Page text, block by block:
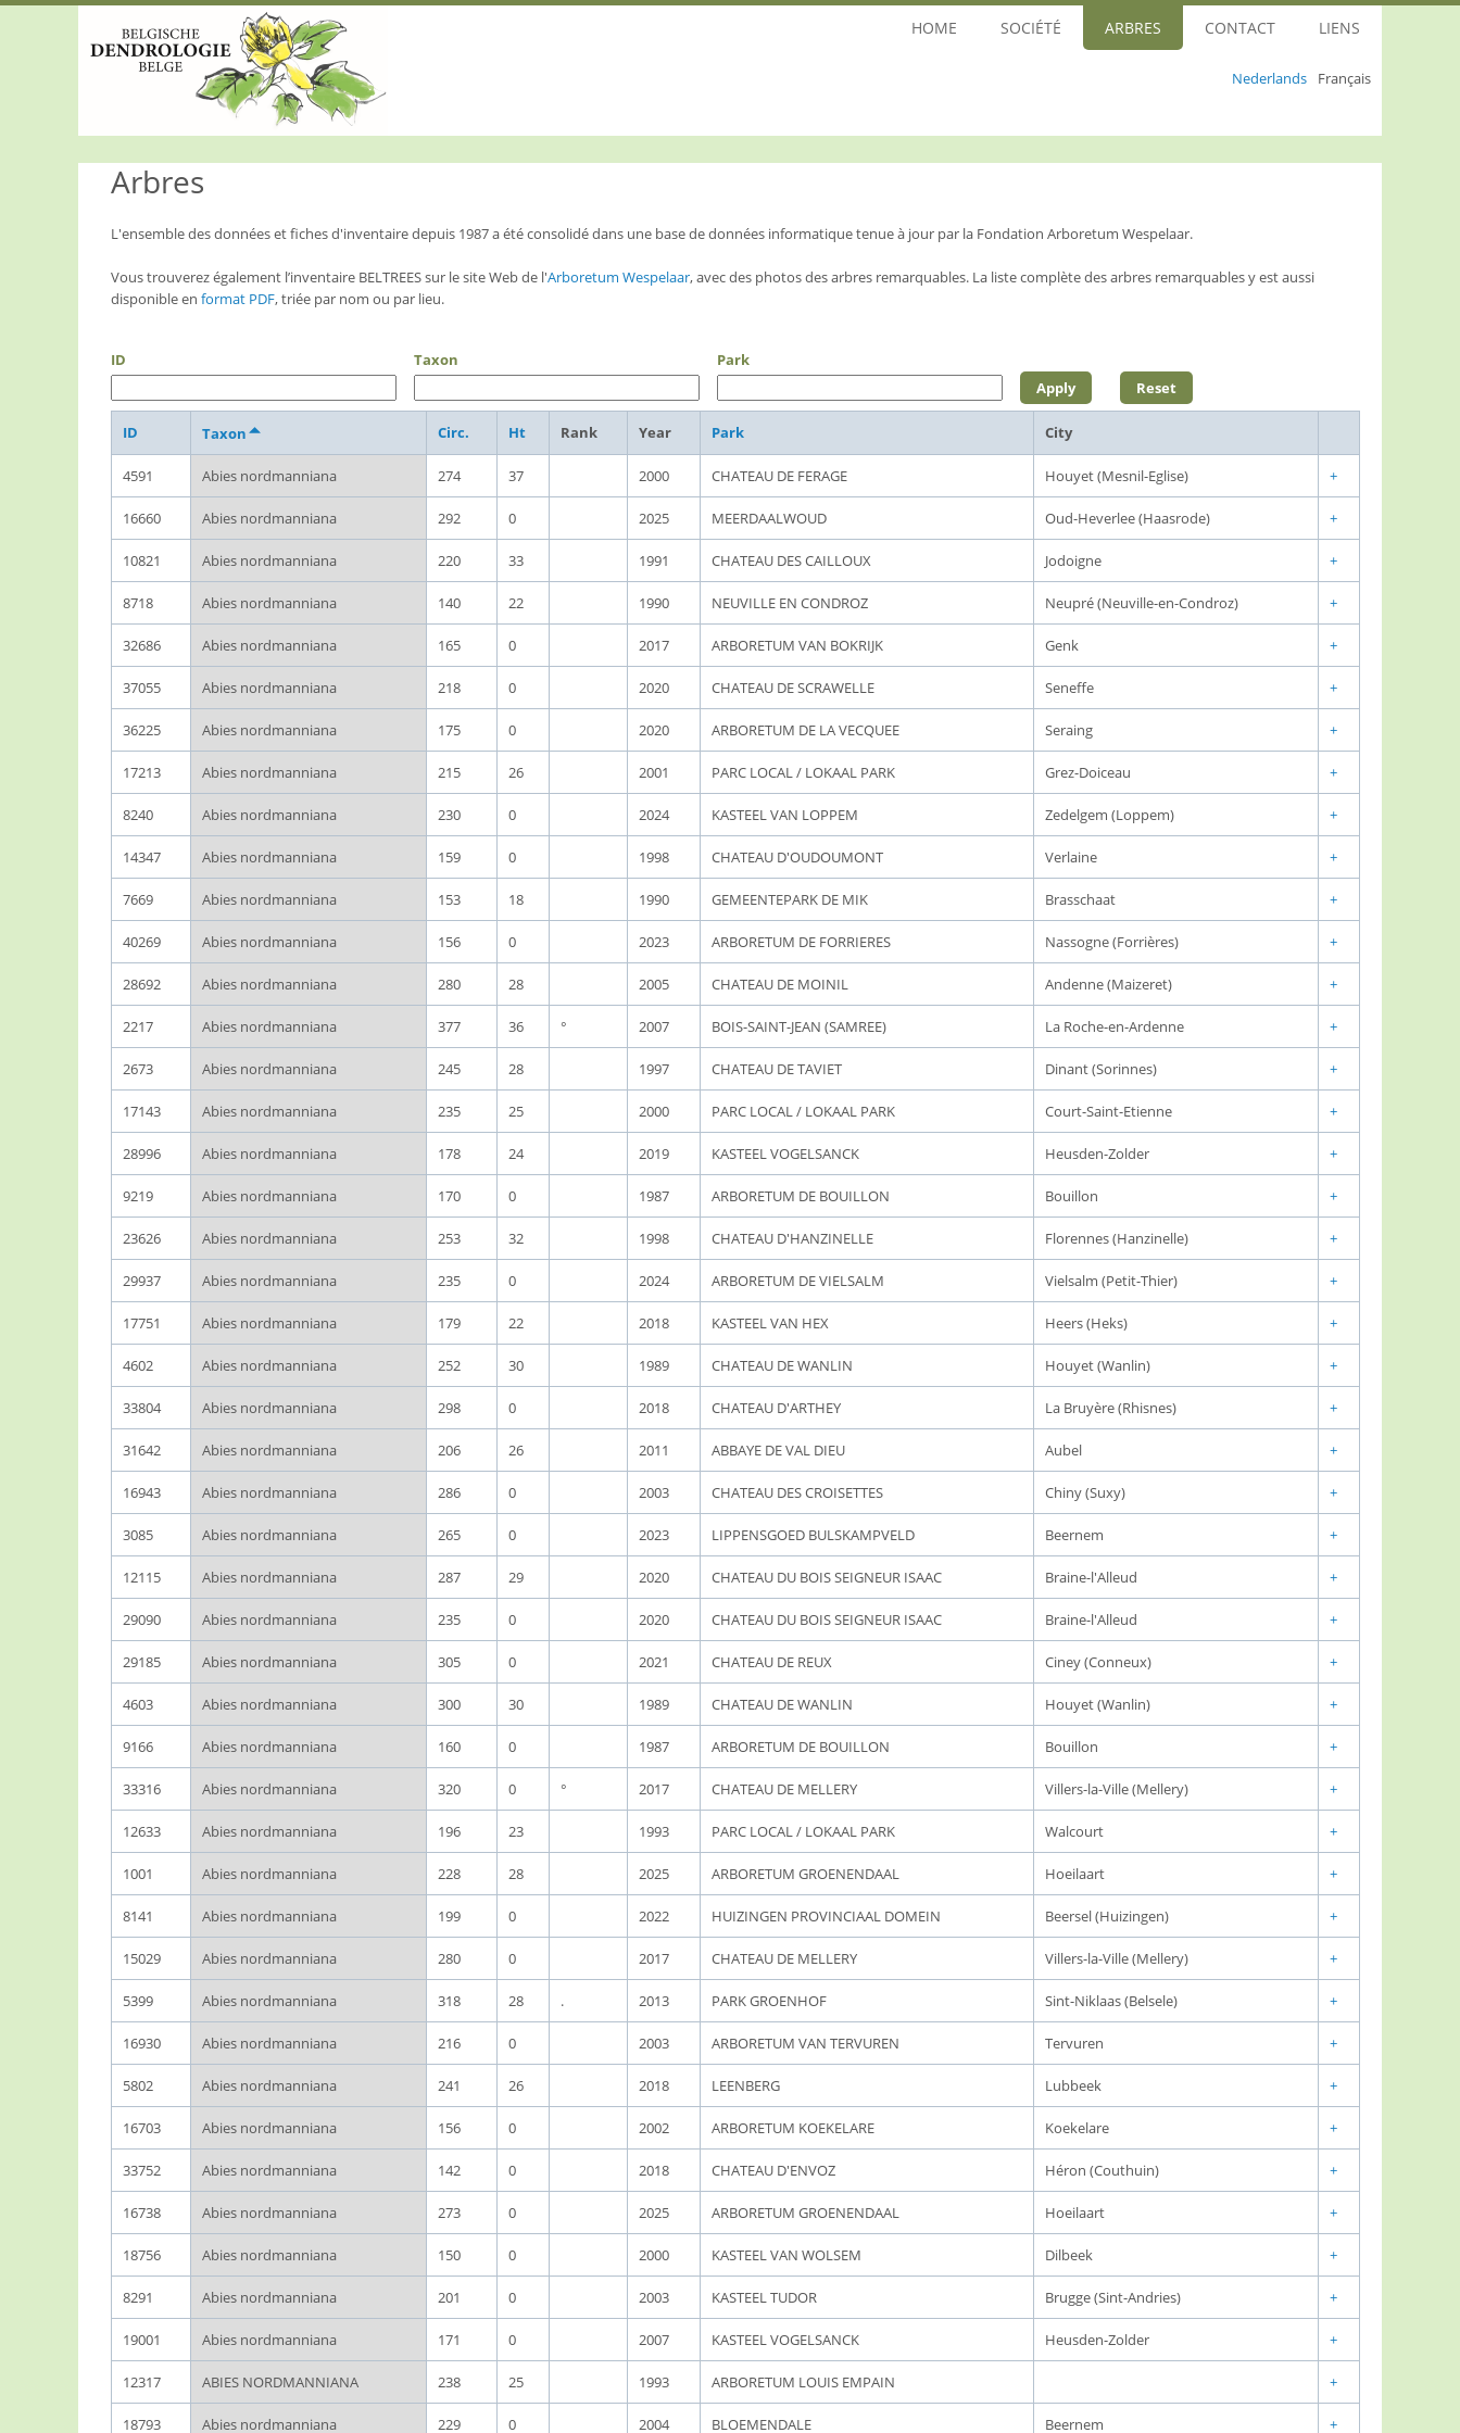
Nederlands Français
HOME SOCIÉTÉ ARBRES CONTACT LIENS
Arbres
L'ensemble des données et fiches d'inventaire depuis 1987 a été consolidé dans une base de données informatique tenue à jour par la Fondation Arboretum Wespelaar.
Vous trouverez également l’inventaire BELTREES sur le site Web de l'Arboretum Wespelaar, avec des photos des arbres remarquables. La liste complète des arbres remarquables y est aussi
disponible en format PDF, triée par nom ou par lieu.
ID Taxon Park
ID Taxon Circ. Ht Rank Year Park City
4591 Abies nordmanniana 274 37 2000 CHATEAU DE FERAGE Houyet (Mesnil-Eglise) +
16660 Abies nordmanniana 292 0 2025 MEERDAALWOUD Oud-Heverlee (Haasrode) +
10821 Abies nordmanniana 220 33 1991 CHATEAU DES CAILLOUX Jodoigne +
8718 Abies nordmanniana 140 22 1990 NEUVILLE EN CONDROZ Neupré (Neuville-en-Condroz) +
32686 Abies nordmanniana 165 0 2017 ARBORETUM VAN BOKRIJK Genk +
37055 Abies nordmanniana 218 0 2020 CHATEAU DE SCRAWELLE Seneffe +
36225 Abies nordmanniana 175 0 2020 ARBORETUM DE LA VECQUEE Seraing +
17213 Abies nordmanniana 215 26 2001 PARC LOCAL / LOKAAL PARK Grez-Doiceau +
8240 Abies nordmanniana 230 0 2024 KASTEEL VAN LOPPEM Zedelgem (Loppem) +
14347 Abies nordmanniana 159 0 1998 CHATEAU D'OUDOUMONT Verlaine +
7669 Abies nordmanniana 153 18 1990 GEMEENTEPARK DE MIK Brasschaat +
40269 Abies nordmanniana 156 0 2023 ARBORETUM DE FORRIERES Nassogne (Forrières) +
28692 Abies nordmanniana 280 28 2005 CHATEAU DE MOINIL Andenne (Maizeret) +
2217 Abies nordmanniana 377 36 ° 2007 BOIS-SAINT-JEAN (SAMREE) La Roche-en-Ardenne +
2673 Abies nordmanniana 245 28 1997 CHATEAU DE TAVIET Dinant (Sorinnes) +
17143 Abies nordmanniana 235 25 2000 PARC LOCAL / LOKAAL PARK Court-Saint-Etienne +
28996 Abies nordmanniana 178 24 2019 KASTEEL VOGELSANCK Heusden-Zolder +
9219 Abies nordmanniana 170 0 1987 ARBORETUM DE BOUILLON Bouillon +
23626 Abies nordmanniana 253 32 1998 CHATEAU D'HANZINELLE Florennes (Hanzinelle) +
29937 Abies nordmanniana 235 0 2024 ARBORETUM DE VIELSALM Vielsalm (Petit-Thier) +
17751 Abies nordmanniana 179 22 2018 KASTEEL VAN HEX Heers (Heks) +
4602 Abies nordmanniana 252 30 1989 CHATEAU DE WANLIN Houyet (Wanlin) +
33804 Abies nordmanniana 298 0 2018 CHATEAU D'ARTHEY La Bruyère (Rhisnes) +
31642 Abies nordmanniana 206 26 2011 ABBAYE DE VAL DIEU Aubel +
16943 Abies nordmanniana 286 0 2003 CHATEAU DES CROISETTES Chiny (Suxy) +
3085 Abies nordmanniana 265 0 2023 LIPPENSGOED BULSKAMPVELD Beernem +
12115 Abies nordmanniana 287 29 2020 CHATEAU DU BOIS SEIGNEUR ISAAC Braine-l'Alleud +
29090 Abies nordmanniana 235 0 2020 CHATEAU DU BOIS SEIGNEUR ISAAC Braine-l'Alleud +
29185 Abies nordmanniana 305 0 2021 CHATEAU DE REUX Ciney (Conneux) +
4603 Abies nordmanniana 300 30 1989 CHATEAU DE WANLIN Houyet (Wanlin) +
9166 Abies nordmanniana 160 0 1987 ARBORETUM DE BOUILLON Bouillon +
33316 Abies nordmanniana 320 0 ° 2017 CHATEAU DE MELLERY Villers-la-Ville (Mellery) +
12633 Abies nordmanniana 196 23 1993 PARC LOCAL / LOKAAL PARK Walcourt +
1001 Abies nordmanniana 228 28 2025 ARBORETUM GROENENDAAL Hoeilaart +
8141 Abies nordmanniana 199 0 2022 HUIZINGEN PROVINCIAAL DOMEIN Beersel (Huizingen) +
15029 Abies nordmanniana 280 0 2017 CHATEAU DE MELLERY Villers-la-Ville (Mellery) +
5399 Abies nordmanniana 318 28 . 2013 PARK GROENHOF Sint-Niklaas (Belsele) +
16930 Abies nordmanniana 216 0 2003 ARBORETUM VAN TERVUREN Tervuren +
5802 Abies nordmanniana 241 26 2018 LEENBERG Lubbeek +
16703 Abies nordmanniana 156 0 2002 ARBORETUM KOEKELARE Koekelare +
33752 Abies nordmanniana 142 0 2018 CHATEAU D'ENVOZ Héron (Couthuin) +
16738 Abies nordmanniana 273 0 2025 ARBORETUM GROENENDAAL Hoeilaart +
18756 Abies nordmanniana 150 0 2000 KASTEEL VAN WOLSEM Dilbeek +
8291 Abies nordmanniana 201 0 2003 KASTEEL TUDOR Brugge (Sint-Andries) +
19001 Abies nordmanniana 171 0 2007 KASTEEL VOGELSANCK Heusden-Zolder +
12317 ABIES NORDMANNIANA 238 25 1993 ARBORETUM LOUIS EMPAIN +
18793 Abies nordmanniana 229 0 2004 BLOEMENDALE Beernem +